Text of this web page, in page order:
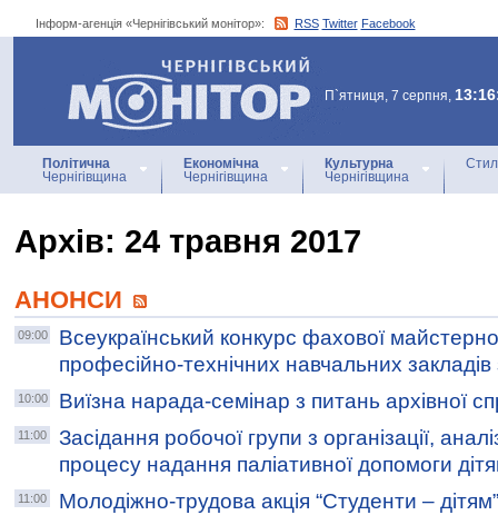
Інформ-агенція «Чернігівський монітор»: RSS Twitter Facebook
Інформ-агенція
«Чернігівський монітор»
П`ятниця, 7 серпня,
Політична
Чернігівщина
Економічна
Чернігівщина
Культурна
Чернігівщина
Архiв: 24 травня 2017
АНОНСИ
09:00
Всеукраїнський конкурс фахової
професійно-технічних навчальних закладів
10:00 Виїзна нарада-семінар з питань архівної
11:00
Засідання робочої групи з організації,
процесу надання паліативної допомоги
11:00 Молодіжно-трудова акція “Студенти – дітям”